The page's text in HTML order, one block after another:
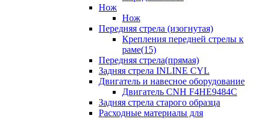
Нож
Нож
Передняя стрела (изогнутая)
Крепления передней стрелы к
раме(15)
Передняя стрела(прямая)
Задняя стрела INLINE CYL
Двигатель и навесное оборудование
Двигатель CNH F4HE9484C
Задняя стрела старого образца
Расходные материалы для